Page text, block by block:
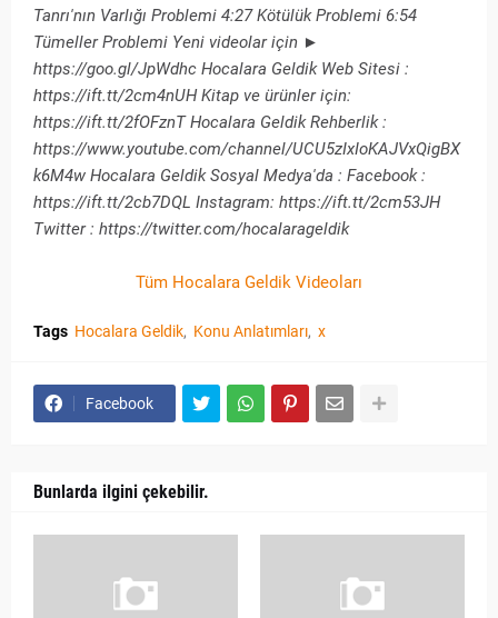
Tanrı'nın Varlığı Problemi 4:27 Kötülük Problemi 6:54
Tümeller Problemi Yeni videolar için ►
https://goo.gl/JpWdhc Hocalara Geldik Web Sitesi :
https://ift.tt/2cm4nUH Kitap ve ürünler için:
https://ift.tt/2fOFznT Hocalara Geldik Rehberlik :
https://www.youtube.com/channel/UCU5zIxIoKAJVxQigBX
k6M4w Hocalara Geldik Sosyal Medya'da : Facebook :
https://ift.tt/2cb7DQL Instagram: https://ift.tt/2cm53JH
Twitter : https://twitter.com/hocalarageldik
Tüm Hocalara Geldik Videoları
Tags Hocalara Geldik Konu Anlatımları x
Facebook
Bunlarda ilgini çekebilir.